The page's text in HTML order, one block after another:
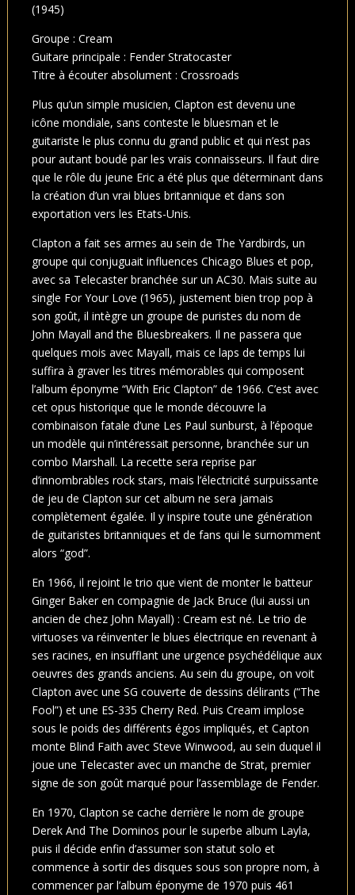
(1945)
Groupe : Cream
Guitare principale : Fender Stratocaster
Titre à écouter absolument : Crossroads
Plus qu’un simple musicien, Clapton est devenu une
icône mondiale, sans conteste le bluesman et le
guitariste le plus connu du grand public et qui n’est pas
pour autant boudé par les vrais connaisseurs. Il faut dire
que le rôle du jeune Eric a été plus que déterminant dans
la création d’un vrai blues britannique et dans son
exportation vers les Etats-Unis.
Clapton a fait ses armes au sein de The Yardbirds, un
groupe qui conjuguait influences Chicago Blues et pop,
avec sa Telecaster branchée sur un AC30. Mais suite au
single For Your Love (1965), justement bien trop pop à
son goût, il intègre un groupe de puristes du nom de
John Mayall and the Bluesbreakers. Il ne passera que
quelques mois avec Mayall, mais ce laps de temps lui
suffira à graver les titres mémorables qui composent
l’album éponyme “With Eric Clapton” de 1966. C’est avec
cet opus historique que le monde découvre la
combinaison fatale d’une Les Paul sunburst, à l’époque
un modèle qui n’intéressait personne, branchée sur un
combo Marshall. La recette sera reprise par
d’innombrables rock stars, mais l’électricité surpuissante
de jeu de Clapton sur cet album ne sera jamais
complètement égalée. Il y inspire toute une génération
de guitaristes britanniques et de fans qui le surnomment
alors “god”.
En 1966, il rejoint le trio que vient de monter le batteur
Ginger Baker en compagnie de Jack Bruce (lui aussi un
ancien de chez John Mayall) : Cream est né. Le trio de
virtuoses va réinventer le blues électrique en revenant à
ses racines, en insufflant une urgence psychédélique aux
oeuvres des grands anciens. Au sein du groupe, on voit
Clapton avec une SG couverte de dessins délirants (“The
Fool”) et une ES-335 Cherry Red. Puis Cream implose
sous le poids des différents égos impliqués, et Capton
monte Blind Faith avec Steve Winwood, au sein duquel il
joue une Telecaster avec un manche de Strat, premier
signe de son goût marqué pour l’assemblage de Fender.
En 1970, Clapton se cache derrière le nom de groupe
Derek And The Dominos pour le superbe album Layla,
puis il décide enfin d’assumer son statut solo et
commence à sortir des disques sous son propre nom, à
commencer par l’album éponyme de 1970 puis 461